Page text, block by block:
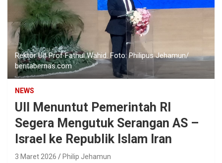
Rektor UII Prof Fathul Wahid. Foto: Philipus Jehamun/
beritabernas.com
NEWS
UII Menuntut Pemerintah RI
Segera Mengutuk Serangan AS –
Israel ke Republik Islam Iran
3 Maret 2026 Philip Jehamun